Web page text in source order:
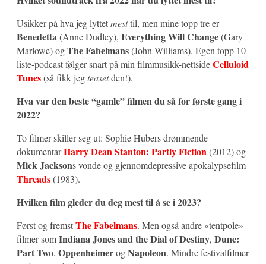
Usikker på hva jeg lyttetmesttil, men mine topp tre er
Benedetta(Anne Dudley), Everything Will Change(Gary
Marlowe) ogThe Fabelmans(John Williams). Egen topp 10-
liste-podcast følger snart på min filmmusikk-nettsideCelluloid
Tunes(så fikk jegteasetden!).
Hva var den beste “gamle” filmen du så for første gang i
2022?
To filmer skiller seg ut: Sophie Hubers drømmende
dokumentarHarry Dean Stanton: Partly Fiction(2012) og
Mick Jacksons vonde og gjennomdepressive apokalypsefilm
Threads(1983).
Hvilken film gleder du deg mest til å se i 2023?
Først og fremstThe Fabelmans. Men også andre «tentpole»-
filmer somIndiana Jones and the Dial of Destiny, Dune:
Part Two, OppenheimerogNapoleon. Mindre festivalfilmer